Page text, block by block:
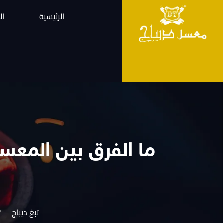
الرئيسية
ما الفرق بين
تبغ ديباج